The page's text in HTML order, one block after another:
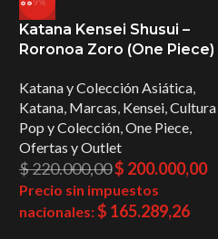
Katana Kensei Shusui –
Roronoa Zoro (One Piece)
Katana y Colección Asiática,
Katana, Marcas, Kensei,Cultura
Pop y Colección,One Piece,
Ofertas y Outlet
$220.000,00$ 200.000,00
Precio sin impuestos
nacionales:$ 165.289,26